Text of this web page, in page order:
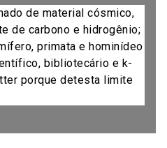
de material cósmico,
de carbono e hidrogênio;
primata e hominídeo
bibliotecário e k-
porque detesta limite